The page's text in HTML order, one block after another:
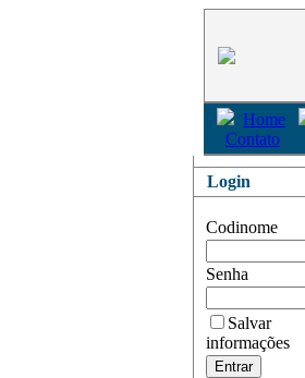
Home
Contato
Login
Codinome
Senha
Salvar
informações